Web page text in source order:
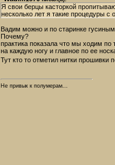
Я свои берцы касторкой
несколько лет я такие процедуры
Вадим можно и по старинке
Почему?
практика показала что мы ходим
на каждую ногу и главное по ее
Тут кто то отметил нитки
Не привык к полумерам...